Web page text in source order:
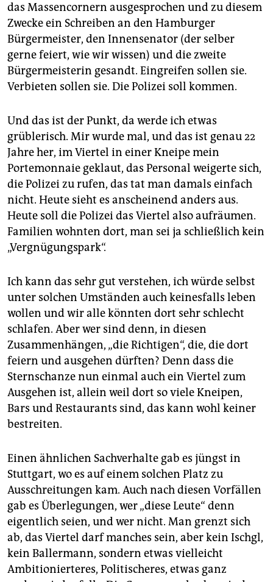
das Massencornern ausgesprochen und zu diesem
Zwecke ein Schreiben an den Hamburger
Bürgermeister, den Innensenator (der selber
gerne feiert, wie wir wissen) und die zweite
Bürgermeisterin gesandt. Eingreifen sollen sie.
Verbieten sollen sie. Die Polizei soll kommen.
Und das ist der Punkt, da werde ich etwas
grüblerisch. Mir wurde mal, und das ist genau 22
Jahre her, im Viertel in einer Kneipe mein
Portemonnaie geklaut, das Personal weigerte sich,
die Polizei zu rufen, das tat man damals einfach
nicht. Heute sieht es anscheinend anders aus.
Heute soll die Polizei das Viertel also aufräumen.
Familien wohnten dort, man sei ja schließlich kein
„Vergnügungspark“.
Ich kann das sehr gut verstehen, ich würde selbst
unter solchen Umständen auch keinesfalls leben
wollen und wir alle könnten dort sehr schlecht
schlafen. Aber wer sind denn, in diesen
Zusammenhängen, „die Richtigen“, die, die dort
feiern und ausgehen dürften? Denn dass die
Sternschanze nun einmal auch ein Viertel zum
Ausgehen ist, allein weil dort so viele Kneipen,
Bars und Restaurants sind, das kann wohl keiner
bestreiten.
Einen ähnlichen Sachverhalte gab es jüngst in
Stuttgart, wo es auf einem solchen Platz zu
Ausschreitungen kam. Auch nach diesen Vorfällen
gab es Überlegungen, wer „diese Leute“ denn
eigentlich seien, und wer nicht. Man grenzt sich
ab, das Viertel darf manches sein, aber kein Ischgl,
kein Ballermann, sondern etwas vielleicht
Ambitionierteres, Politischeres, etwas ganz